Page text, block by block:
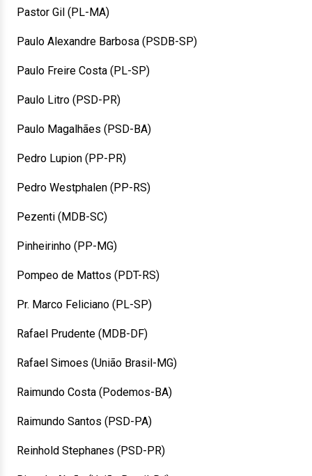
Pastor Gil (PL-MA)
Paulo Alexandre Barbosa (PSDB-SP)
Paulo Freire Costa (PL-SP)
Paulo Litro (PSD-PR)
Paulo Magalhães (PSD-BA)
Pedro Lupion (PP-PR)
Pedro Westphalen (PP-RS)
Pezenti (MDB-SC)
Pinheirinho (PP-MG)
Pompeo de Mattos (PDT-RS)
Pr. Marco Feliciano (PL-SP)
Rafael Prudente (MDB-DF)
Rafael Simoes (União Brasil-MG)
Raimundo Costa (Podemos-BA)
Raimundo Santos (PSD-PA)
Reinhold Stephanes (PSD-PR)